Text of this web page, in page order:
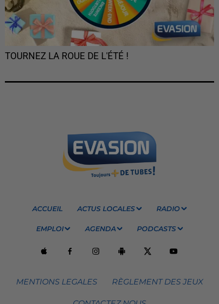
TOURNEZ LA ROUE DE L'ÉTÉ !
ACCUEIL ACTUS LOCALES RADIO
EMPLOI AGENDA PODCASTS
MENTIONS LEGALES RÈGLEMENT DES JEUX